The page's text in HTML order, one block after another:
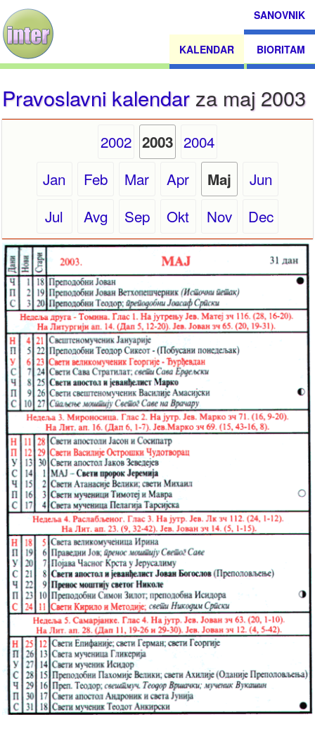
SANOVNIK
KALENDAR BIORITAM
Pravoslavni kalendarza maj 2003
2002 2003 2004
Jan
Feb Mar Apr Maj
Jun
Jul
Avg Sep Okt Nov Dec